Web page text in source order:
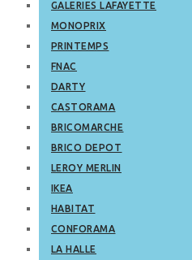
GALERIES LAFAYETTE
MONOPRIX
PRINTEMPS
FNAC
DARTY
CASTORAMA
BRICOMARCHE
BRICO DEPOT
LEROY MERLIN
IKEA
HABITAT
CONFORAMA
LA HALLE